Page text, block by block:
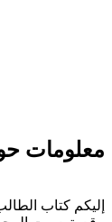
معلومات
إليكم كتاب